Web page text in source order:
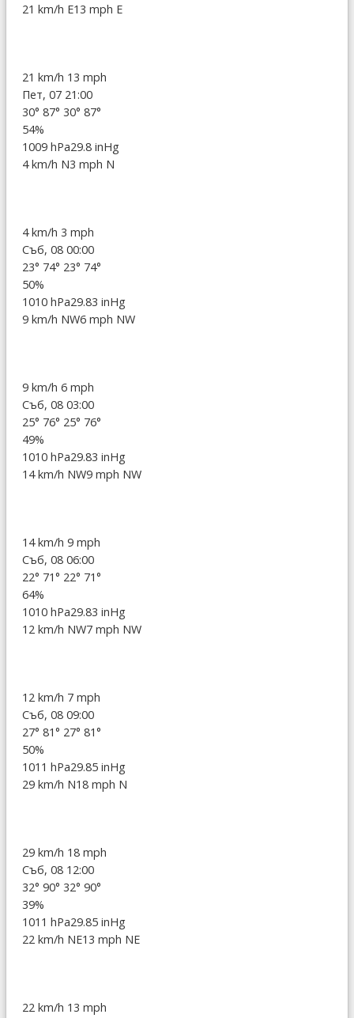
21 km/h E13 mph E
21 km/h 13 mph
Пет, 07 21:00
30° 87° 30° 87°
54%
1009 hPa29.8 inHg
4 km/h N3 mph N
4 km/h 3 mph
Съб, 08 00:00
23° 74° 23° 74°
50%
1010 hPa29.83 inHg
9 km/h NW6 mph NW
9 km/h 6 mph
Съб, 08 03:00
25° 76° 25° 76°
49%
1010 hPa29.83 inHg
14 km/h NW9 mph NW
14 km/h 9 mph
Съб, 08 06:00
22° 71° 22° 71°
64%
1010 hPa29.83 inHg
12 km/h NW7 mph NW
12 km/h 7 mph
Съб, 08 09:00
27° 81° 27° 81°
50%
1011 hPa29.85 inHg
29 km/h N18 mph N
29 km/h 18 mph
Съб, 08 12:00
32° 90° 32° 90°
39%
1011 hPa29.85 inHg
22 km/h NE13 mph NE
22 km/h 13 mph